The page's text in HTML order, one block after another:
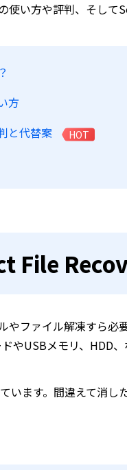
使い方や評判、そして
方
と代替案
HOT
File
やファイル解凍すら必
やUSBメモリ、HDD
います。間違えて消